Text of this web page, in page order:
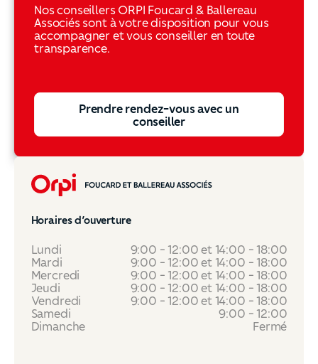
Nos conseillers ORPI Foucard & Ballereau
Associés sont à votre disposition pour vous
accompagner et vous conseiller en toute
transparence.
Prendre rendez-vous avec un conseiller
Prendre rendez-vous avec un
conseiller
Pied de page
Horaires d’ouverture
Lundi
9:00 - 12:00 et 14:00 - 18:00
Mardi
9:00 - 12:00 et 14:00 - 18:00
Mercredi
9:00 - 12:00 et 14:00 - 18:00
Jeudi
9:00 - 12:00 et 14:00 - 18:00
Vendredi
9:00 - 12:00 et 14:00 - 18:00
Samedi
9:00 - 12:00
Dimanche
Fermé